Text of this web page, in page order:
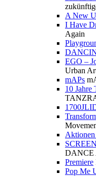
A New
I Have
Again
EGO –
Urban
mAPs
10
DANCE
Premiere
Pop Me